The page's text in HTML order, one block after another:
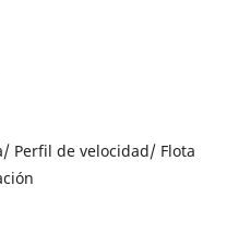
Perfil de velocidad/ Flota